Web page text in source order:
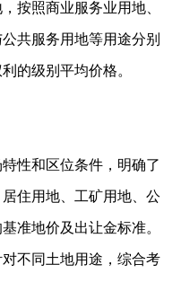
按照商业服务业用地、
共服务用地等用途分别
的级别平均价格。
性和区位条件，明确了
住用地、工矿用地、公
准地价及出让金标准。
不同土地用途，综合考